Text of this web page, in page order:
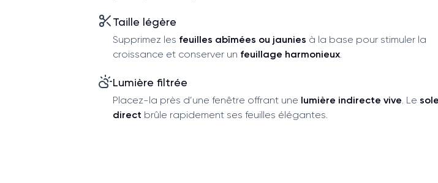
Taille légère
Supprimez les feuilles abîmées ou jaunies à la base pour stimuler la
croissance et conserver un feuillage harmonieux
Lumière filtrée
Placez-la près d’une fenêtre offrant une lumière indirecte vive . Le
direct brûle rapidement ses feuilles élégantes.